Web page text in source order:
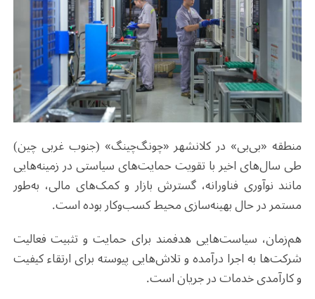
منطقه «بی‌بی» در کلانشهر «چونگ‌چینگ» (جنوب غربی چین)
طی سال‌های اخیر با تقویت حمایت‌های سیاستی در زمینه‌هایی
مانند نوآوری فناورانه، گسترش بازار و کمک‌های مالی، به‌طور
مستمر در حال بهینه‌سازی محیط کسب‌وکار بوده است.
هم‌زمان، سیاست‌هایی هدفمند برای حمایت و تثبیت فعالیت
شرکت‌ها به اجرا درآمده و تلاش‌هایی پیوسته برای ارتقاء کیفیت
و کارآمدی خدمات در جریان است.